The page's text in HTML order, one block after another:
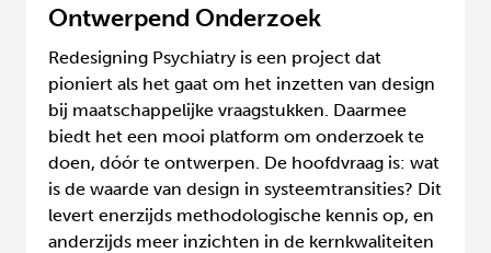
Ontwerpend Onderzoek
Redesigning Psychiatry is een project dat
pioniert als het gaat om het inzetten van design
bij maatschappelijke vraagstukken. Daarmee
biedt het een mooi platform om onderzoek te
doen, dóór te ontwerpen. De hoofdvraag is: wat
is de waarde van design in systeemtransities? Dit
levert enerzijds methodologische kennis op, en
anderzijds meer inzichten in de kernkwaliteiten